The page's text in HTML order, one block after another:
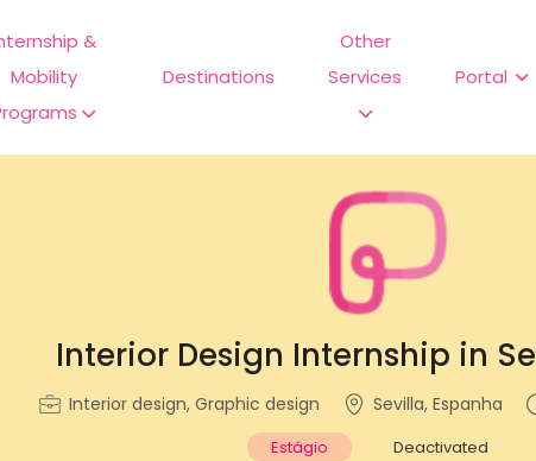
&
Mobility
Destinations
Other
Services
Portal
Interior Design Internship in
Interior design, Graphic design Sevilla, Espanha
Estágio Deactivated